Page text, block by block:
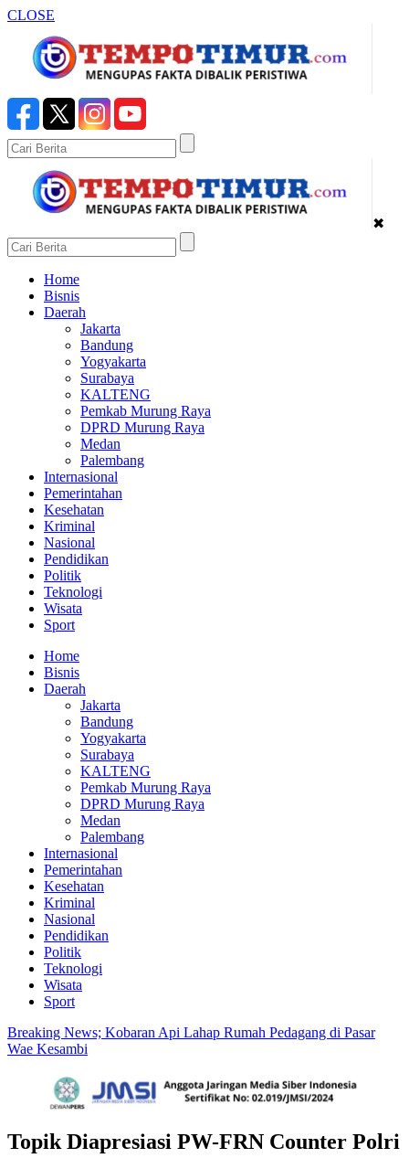
CLOSE
✖
Home
Bisnis
Daerah
Jakarta
Bandung
Yogyakarta
Surabaya
KALTENG
Pemkab Murung Raya
DPRD Murung Raya
Medan
Palembang
Internasional
Pemerintahan
Kesehatan
Kriminal
Nasional
Pendidikan
Politik
Teknologi
Wisata
Sport
Home
Bisnis
Daerah
Jakarta
Bandung
Yogyakarta
Surabaya
KALTENG
Pemkab Murung Raya
DPRD Murung Raya
Medan
Palembang
Internasional
Pemerintahan
Kesehatan
Kriminal
Nasional
Pendidikan
Politik
Teknologi
Wisata
Sport
Breaking News; Kobaran Api Lahap Rumah Pedagang di Pasar
Wae Kesambi
TopikDiapresiasi PW-FRN Counter Polri